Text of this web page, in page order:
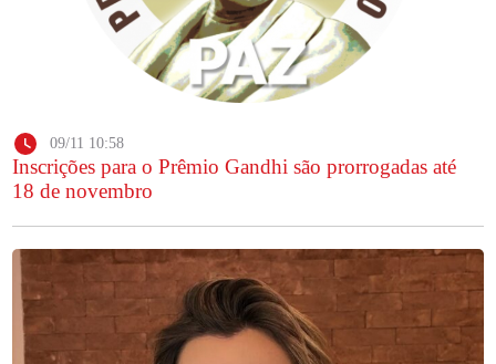
09/11 10:58
Inscrições para o Prêmio Gandhi são prorrogadas até
18 de novembro